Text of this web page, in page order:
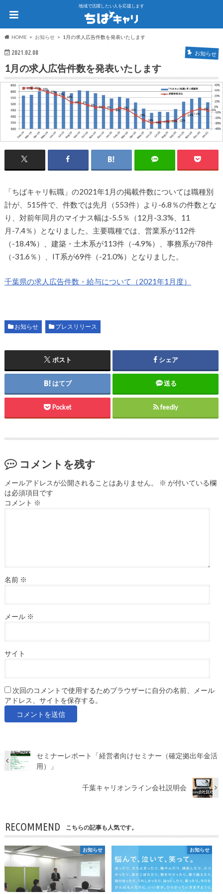
地域で活躍したい人を応援します
HOME お知らせ 1月の求人広告件数を発表いたします
2021.02.08 お知らせ
1月の求人広告件数を発表いたします
「ちばキャリ転職」の2021年1月の掲載件数については職種別
計が、515件で、件数では先月（553件）より-6.8％の件数とな
り、対前年同月のマイナス幅は-5.5％（12月-3.3%、11
月-7.4％）となりました。主要職種では、営業系が112件
（-18.4%）、建築・土木系が113件（-4.9%）、事務系が78件
（-31.6％）、IT系が69件（-21.0%）となりました。
千葉県の求人広告件数・給与について（2021年1月度）
お知らせ プレスリリース
ポスト シェア
はてブ 送る
Pocket feedly
コメントを残す
メールアドレスが公開されることはありません。 ※ が付いている欄
は必須項目です
コメント ※
名前 ※
メール ※
サイト
次回のコメントで使用するためブラウザーに自分の名前、メール
アドレス、サイトを保存する。
セミナーレポート「経営者向けセミナー（確定拠出年金活
用）」
千葉キャリオンライン会社説明会
RECOMMEND こちらの記事も人気です。
お知らせ お知らせ